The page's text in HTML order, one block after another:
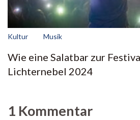
Kultur Musik
Wie eine Salatbar zur
Lichternebel 2024
1 Kommentar